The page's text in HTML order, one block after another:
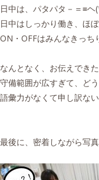
日中は、パタパタ－＝≡
日中はしっかり働き、ほ
ON・OFFはみんなきっち
なんとなく、お伝えでき
守備範囲が広すぎて、ど
語彙力がなくて申し訳な
最後に、密着しながら写